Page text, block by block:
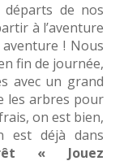
départs de nos
à l’aventure
! Nous
fin de journée,
avec un grand
les arbres pour
on est bien,
est déjà dans
« Jouez